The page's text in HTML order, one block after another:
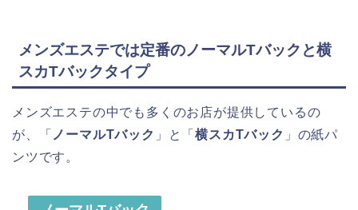
メンズエステでは定番のノーマルTバックと横
スカTバックタイプ
メンズエステの中でも多くのお店が提供しているの
が、「 ノーマルTバック 」と「横スカTバック 」の紙パ
ンツです。